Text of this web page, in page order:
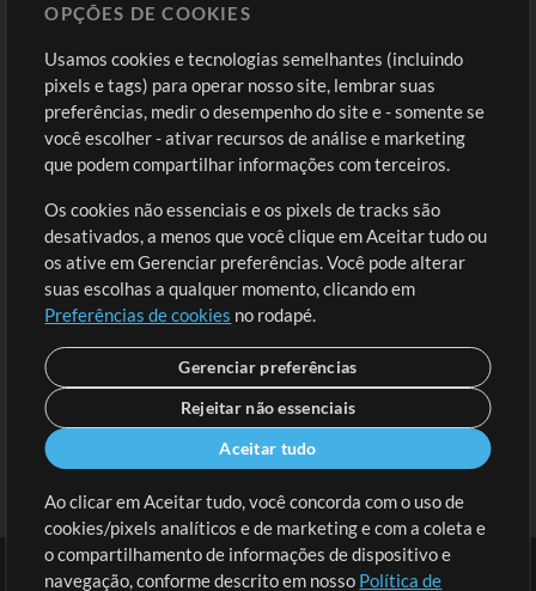
Comprar Créditos
Conteúdo Grátis
Solicite uma Música
Extras
Sessões
Envie seu conteúdo
Playlist
MT Conference
Entre
Cadastre-se
Ir ao carrinho
OPÇÕES DE COOKIES
Usamos cookies e tecnologias semelhantes (incluindo
pixels e tags) para operar nosso site, lembrar suas
preferências, medir o desempenho do site e - somente se
você escolher - ativar recursos de análise e marketing
que podem compartilhar informações com terceiros.
Os cookies não essenciais e os pixels de tracks são
desativados, a menos que você clique em Aceitar tudo ou
os ative em Gerenciar preferências. Você pode alterar
suas escolhas a qualquer momento, clicando em
Preferências de cookies no rodapé.
Gerenciar preferências
Rejeitar não essenciais
Aceitar tudo
Ao clicar em Aceitar tudo, você concorda com o uso de
cookies/pixels analíticos e de marketing e com a coleta e
o compartilhamento de informações de dispositivo e
navegação, conforme descrito em nosso Política de